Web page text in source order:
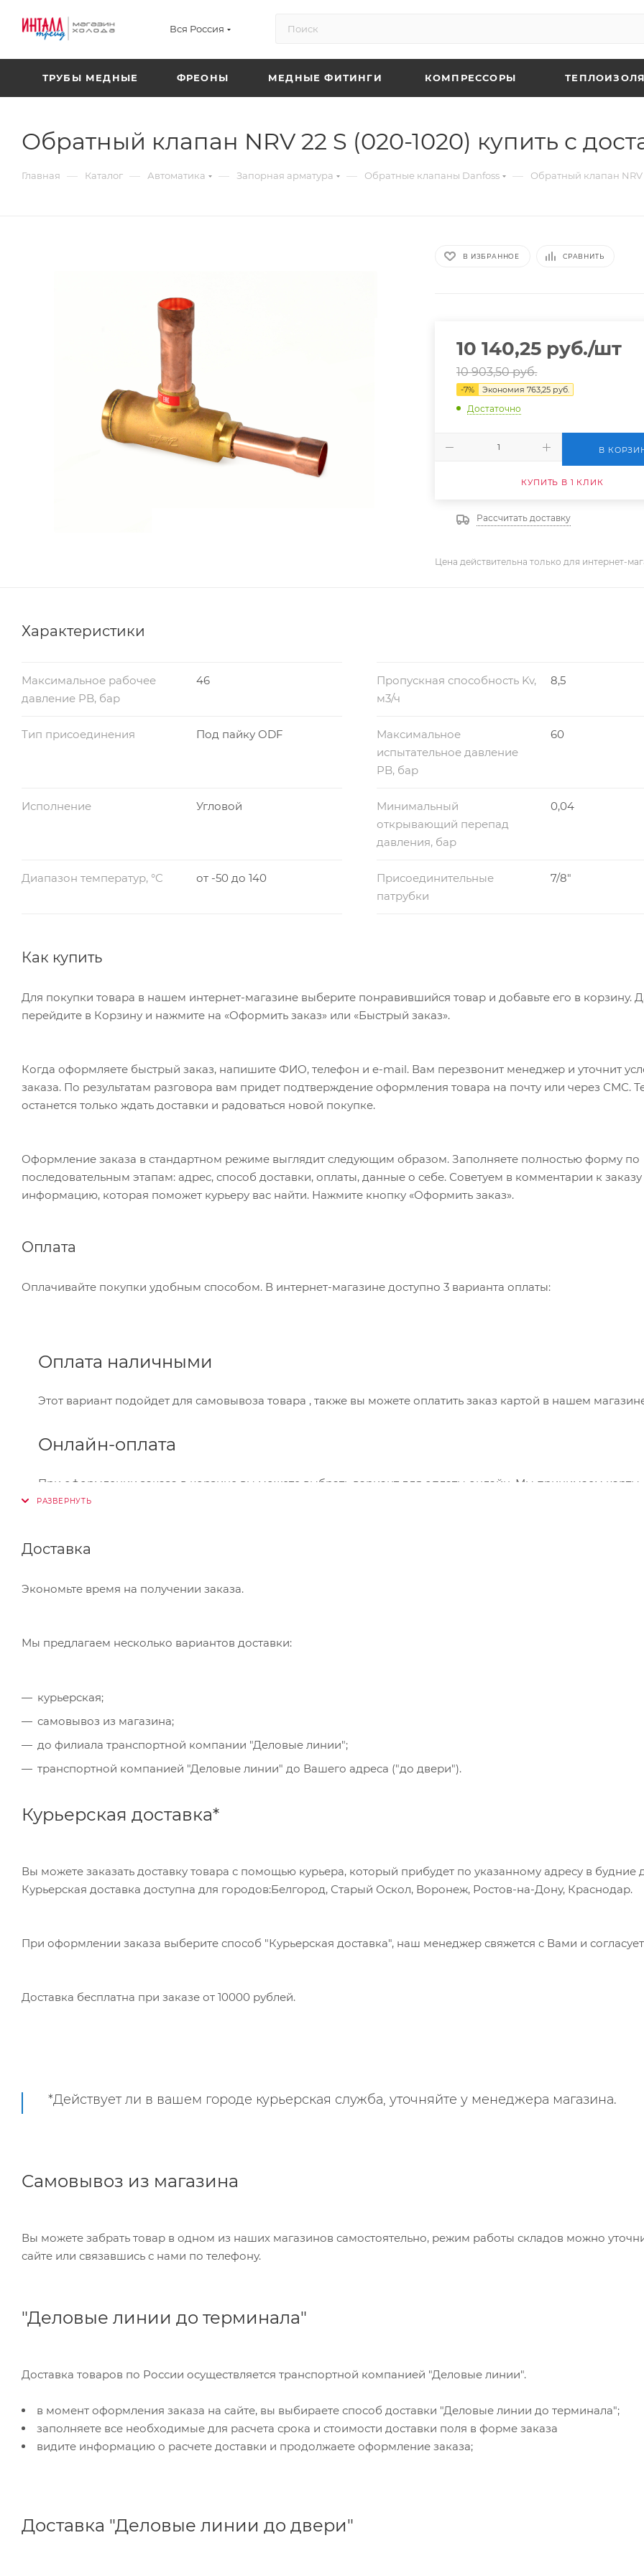
Вся Россия
ТРУБЫ МЕДНЫЕ ФРЕОНЫ МЕДНЫЕ ФИТИНГИ КОМПРЕССОРЫ
Обратный клапан NRV 22 S (020-1020) купить с
Главная — Каталог — Автоматика — Запорная арматура — Обратные клапаны Danfoss — Обратный клапан NRV
В ИЗБРАННОЕ СРАВНИТЬ
10 140,25 руб./шт
10 903,50руб.
-7% Экономия763,25 руб.
Достаточно
В
КУПИТЬ В 1 КЛИК
Рассчитать доставку
Цена действительна только для интернет-
Характеристики
Максимальное рабочее
давление PB, бар
46
Пропускная способность Kv,
м3/ч
8,5
Тип присоединения Под пайку ODF
Максимальное
испытательное давление
PB, бар
60
Исполнение Угловой
Минимальный
открывающий перепад
давления, бар
0,04
Диапазон температур, °C от -50 до 140
Присоединительные
патрубки
7/8"
Как купить
Для покупки товара в нашем интернет-магазине выберите понравившийся товар и добавьте его в корзину.
перейдите в Корзину и нажмите на «Оформить заказ» или «Быстрый заказ».
Когда оформляете быстрый заказ, напишите ФИО, телефон и e-mail. Вам перезвонит менеджер и уточнит
заказа. По результатам разговора вам придет подтверждение оформления товара на почту или через СМС.
останется только ждать доставки и радоваться новой покупке.
Оформление заказа в стандартном режиме выглядит следующим образом. Заполняете полностью форму по
последовательным этапам: адрес, способ доставки, оплаты, данные о себе. Советуем в комментарии к заказу
информацию, которая поможет курьеру вас найти. Нажмите кнопку «Оформить заказ».
Оплата
Оплачивайте покупки удобным способом. В интернет-магазине доступно 3 варианта оплаты:
Оплата наличными
Этот вариант подойдет для самовывоза товара , также вы можете оплатить заказ картой в нашем
Онлайн-оплата
При оформлении заказа в корзине вы можете выбрать вариант для оплаты онлайн. Мы принимаем карты
Visa,Master Card, МИР. Оплата производится через сервис "ЮКасса" ("Яндекс.Касса").
Банковский перевод
Также Вы можете оплатить товар, выбрав способ "Банковский перевод", при этом будет сформирован
Доставка
Экономьте время на получении заказа.
Мы предлагаем несколько вариантов доставки:
курьерская;
самовывоз из магазина;
до филиала транспортной компании "Деловые линии";
транспортной компанией "Деловые линии" до Вашего адреса ("до двери").
Курьерская доставка*
Вы можете заказать доставку товара с помощью курьера, который прибудет по указанному адресу в будние
Курьерская доставка доступна для городов:Белгород, Старый Оскол, Воронеж, Ростов-на-Дону, Краснодар.
При оформлении заказа выберите способ "Курьерская доставка", наш менеджер свяжется с Вами и
Доставка бесплатна при заказе от 10000 рублей.
*Действует ли в вашем городе курьерская служба, уточняйте у менеджера магазина.
Самовывоз из магазина
Вы можете забрать товар в одном из наших магазинов самостоятельно, режим работы складов можно уточнить на
сайте или связавшись с нами по телефону.
"Деловые линии до терминала"
Доставка товаров по России осуществляется транспортной компанией "Деловые линии".
в момент оформления заказа на сайте, вы выбираете способ доставки "Деловые линии до терминала";
заполняете все необходимые для расчета срока и стоимости доставки поля в форме заказа
видите информацию о расчете доставки и продолжаете оформление заказа;
Доставка "Деловые линии до двери"